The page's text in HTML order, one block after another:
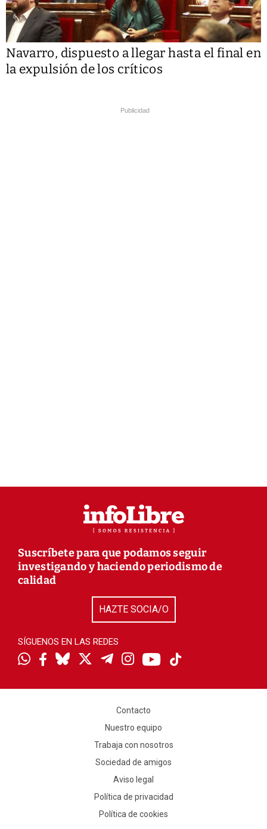
Navarro, dispuesto a llegar hasta el final en
la expulsión de los críticos
Publicidad
Suscríbete para que podamos seguir
investigando y haciendo periodismo de
calidad
HAZTE SOCIA/O
SÍGUENOS EN LAS REDES
Contacto
Nuestro equipo
Trabaja con nosotros
Sociedad de amigos
Aviso legal
Política de privacidad
Política de cookies